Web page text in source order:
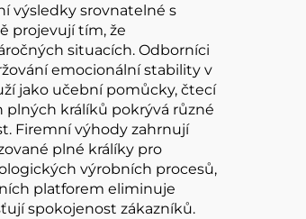
výsledky srovnatelné s
projevují tím, že
situacích. Odborníci
emocionální stability v
jako učební pomůcky, čtecí
plných králíků pokrývá různé
Firemní výhody zahrnují
plné králíky pro
výrobních procesů,
platforem eliminuje
spokojenost zákazníků.